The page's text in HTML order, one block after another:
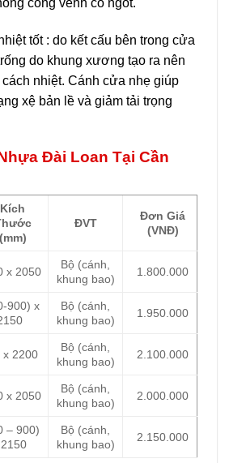
tốt : do kết cấu bên trong cửa
do khung xương tạo ra nên
nhiệt. Cánh cửa nhẹ giúp
xệ bản lề và giảm tải trọng
Đài Loan Tại Cần
Kích
(mm)
ĐVT
Đơn Giá
(VNĐ)
x 2050
Bộ (cánh,
khung bao)
1.800.000
900) x
Bộ (cánh,
khung bao)
1.950.000
x 2200
Bộ (cánh,
khung bao)
2.100.000
x 2050
Bộ (cánh,
khung bao)
2.000.000
– 900)
Bộ (cánh,
khung bao)
2.150.000